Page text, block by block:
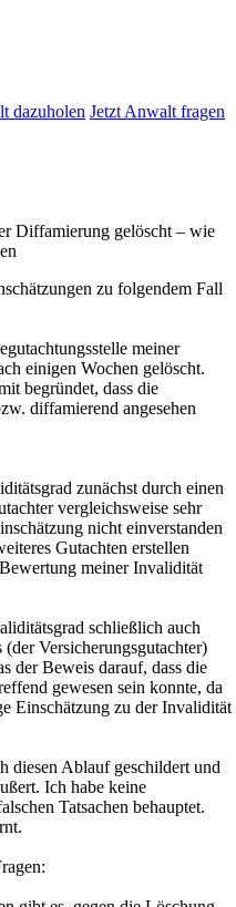
dazuholen Jetzt Anwalt fragen
Diffamierung gelöscht – wie
zu folgendem Fall
meiner
einigen Wochen gelöscht.
begründet, dass die
diffamierend angesehen
zunächst durch einen
vergleichsweise sehr
nicht einverstanden
Gutachten erstellen
meiner Invalidität
schließlich auch
Versicherungsgutachter)
der Beweis darauf, dass die
gewesen sein konnte, da
Einschätzung zu der Invalidität
diesen Ablauf geschildert und
Ich habe keine
Tatsachen behauptet.